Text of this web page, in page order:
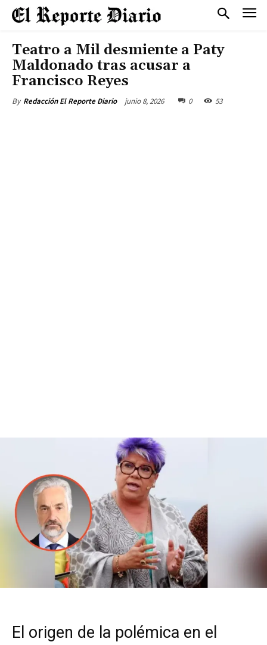
Teatro a Mil desmiente a Paty
Maldonado tras acusar a
Francisco Reyes
By Redacción El Reporte Diario junio 8, 2026 0 53
El origen de la polémica en el